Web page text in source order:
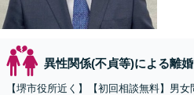
異性関係(不貞等)による離
【堺市役所近く】【初回相談無料】男